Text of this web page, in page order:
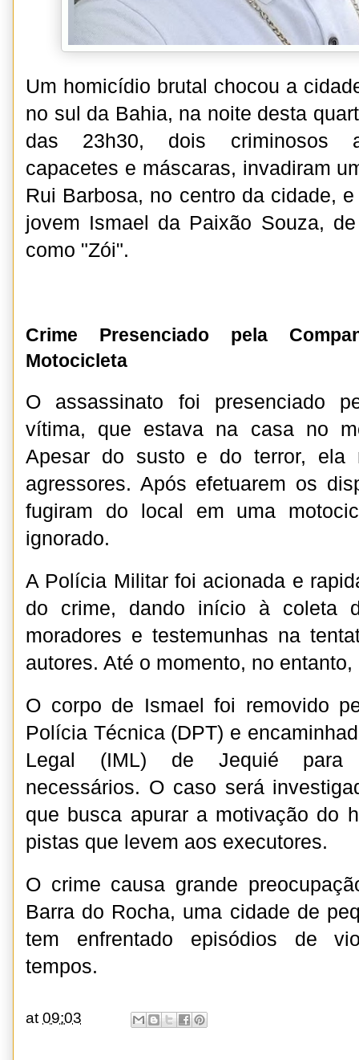
Um homicídio brutal chocou a
no sul da Bahia, na noite desta
das 23h30, dois criminosos
capacetes e máscaras, invadiram
Rui Barbosa, no centro da cidade,
jovem Ismael da Paixão Souza,
como "Zói".
Crime Presenciado pela
Motocicleta
O assassinato foi presenciado
vítima, que estava na casa no
Apesar do susto e do terror, ela
agressores. Após efetuarem os
fugiram do local em uma
ignorado.
A Polícia Militar foi acionada e
do crime, dando início à coleta
moradores e testemunhas na
autores. Até o momento, no
O corpo de Ismael foi removido
Polícia Técnica (DPT) e
Legal (IML) de Jequié para
necessários. O caso será
que busca apurar a motivação do
pistas que levem aos executores.
O crime causa grande
Barra do Rocha, uma cidade de
tem enfrentado episódios de
tempos.
at09:03